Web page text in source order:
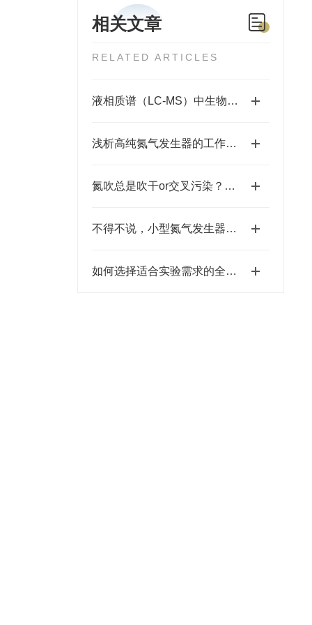
相关文章
RELATED ARTICLES
液相质谱（LC-MS）中生物样本预处理方法的选择
浅析高纯氮气发生器的工作原理和性能特点
氮吹总是吹干or交叉污染？你可能忽略了这几点
不得不说，小型氮气发生器的优点真的很多！
如何选择适合实验需求的全自动氮吹仪